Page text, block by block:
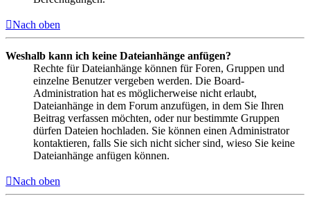
Nach oben
Weshalb kann ich keine Dateianhänge anfügen?
Rechte für Dateianhänge können für Foren, Gruppen und
einzelne Benutzer vergeben werden. Die Board-
Administration hat es möglicherweise nicht erlaubt,
Dateianhänge in dem Forum anzufügen, in dem Sie Ihren
Beitrag verfassen möchten, oder nur bestimmte Gruppen
dürfen Dateien hochladen. Sie können einen Administrator
kontaktieren, falls Sie sich nicht sicher sind, wieso Sie keine
Dateianhänge anfügen können.
Nach oben